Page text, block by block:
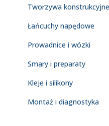
Tworzywa konstrukcyjne
Łańcuchy napędowe
Prowadnice i wózki
Smary i preparaty
Kleje i silikony
Montaż i diagnostyka